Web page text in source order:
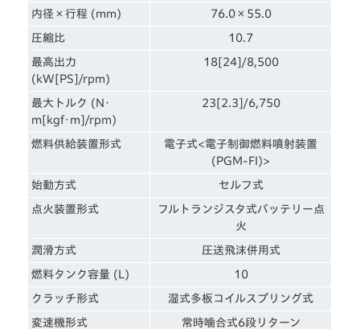
内径×行程 (mm) 76.0×55.0
圧縮比 10.7
最高出力
(kW[PS]/rpm)
18[24]/8,500
最大トルク (N･
m[kgf･m]/rpm)
23[2.3]/6,750
燃料供給装置形式
電子式<電子制御燃料噴射装置
(PGM-FI)>
始動方式 セルフ式
点火装置形式
フルトランジスタ式バッテリー点
火
潤滑方式 圧送飛沫併用式
燃料タンク容量 (L) 10
クラッチ形式 湿式多板コイルスプリング式
変速機形式 常時噛合式6段リターン